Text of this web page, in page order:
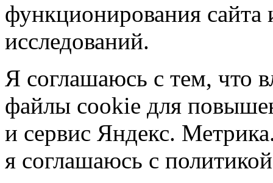
функционирования сайта
исследований.
Я соглашаюсь с тем, что
файлы cookie для
и сервис Яндекс.
я соглашаюсь с